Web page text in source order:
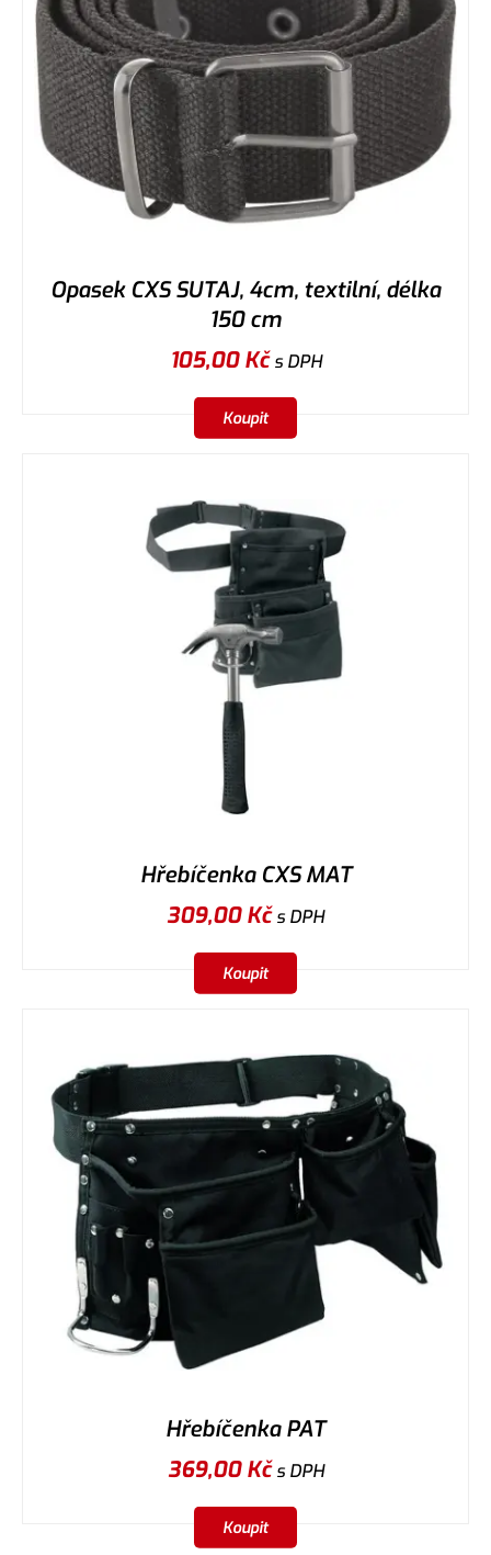
Opasek CXS SUTAJ, 4cm, textilní, délka
150 cm
105,00Kčs DPH
Koupit
Hřebíčenka CXS MAT
309,00Kčs DPH
Koupit
Hřebíčenka PAT
369,00Kčs DPH
Koupit